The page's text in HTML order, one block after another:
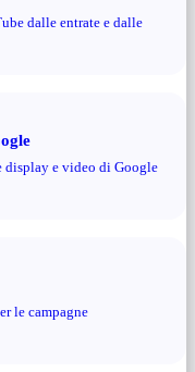
dalle entrate e dalle
display e video di Google
le campagne